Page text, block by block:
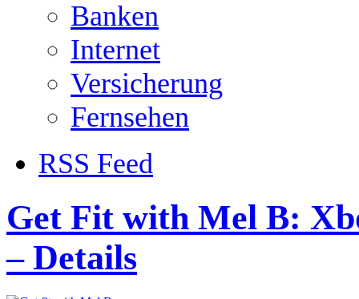
Banken
Internet
Versicherung
Fernsehen
RSS Feed
Get Fit with Mel B:
– Details